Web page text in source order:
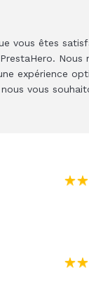
vous êtes
Nous
expérience
vous